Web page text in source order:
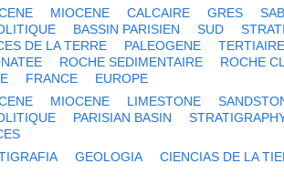
MIOCENE CALCAIRE GRES
BASSIN PARISIEN SUD
DE LA TERRE
PALEOGENE TERTIAIRE
ROCHE SEDIMENTAIRE ROCHE
FRANCE EUROPE
MIOCENE LIMESTONE
PARISIAN BASIN
GEOLOGIA CIENCIAS DE LA